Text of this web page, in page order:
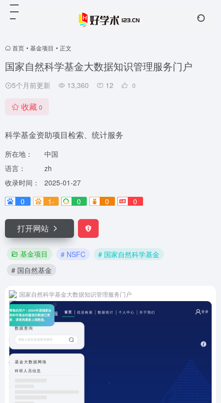
首页 • 基金项目 • 正文
国家自然科学基金大数据知识管理服务门户
5个月前更新 13,360 12 0
收藏 0
科学基金资助项目检索、统计服务
所在地：
中国
语言：
zh
收录时间：
2025-01-27
0
1- 0 0 0
打开网站
基金项目 # NSFC
# 国家自然科学基金
# 国自然基金
国家自然科学基金大数据知识管理服务门户